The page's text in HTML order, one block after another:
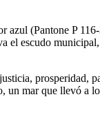
(Pantone P
el escudo
prosperidad,
mar que llevó a